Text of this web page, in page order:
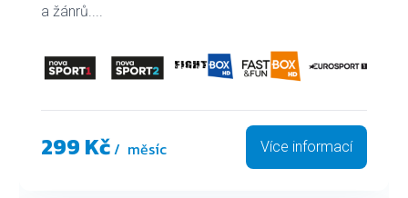
a žánrů....
299 Kč/ měsíc Více informací